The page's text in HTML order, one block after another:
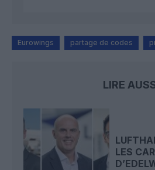
Eurowings partage de codes
LIRE
LES